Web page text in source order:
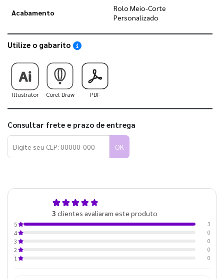
Acabamento
Rolo Meio-Corte
Personalizado
Utilize o gabarito Saiba como utilizar os nossos gabaritos
Illustrator Corel Draw PDF
Consultar frete e prazo de entrega
OK
3 clientes avaliaram este produto
5
3
4
0
3
0
2
0
1
0